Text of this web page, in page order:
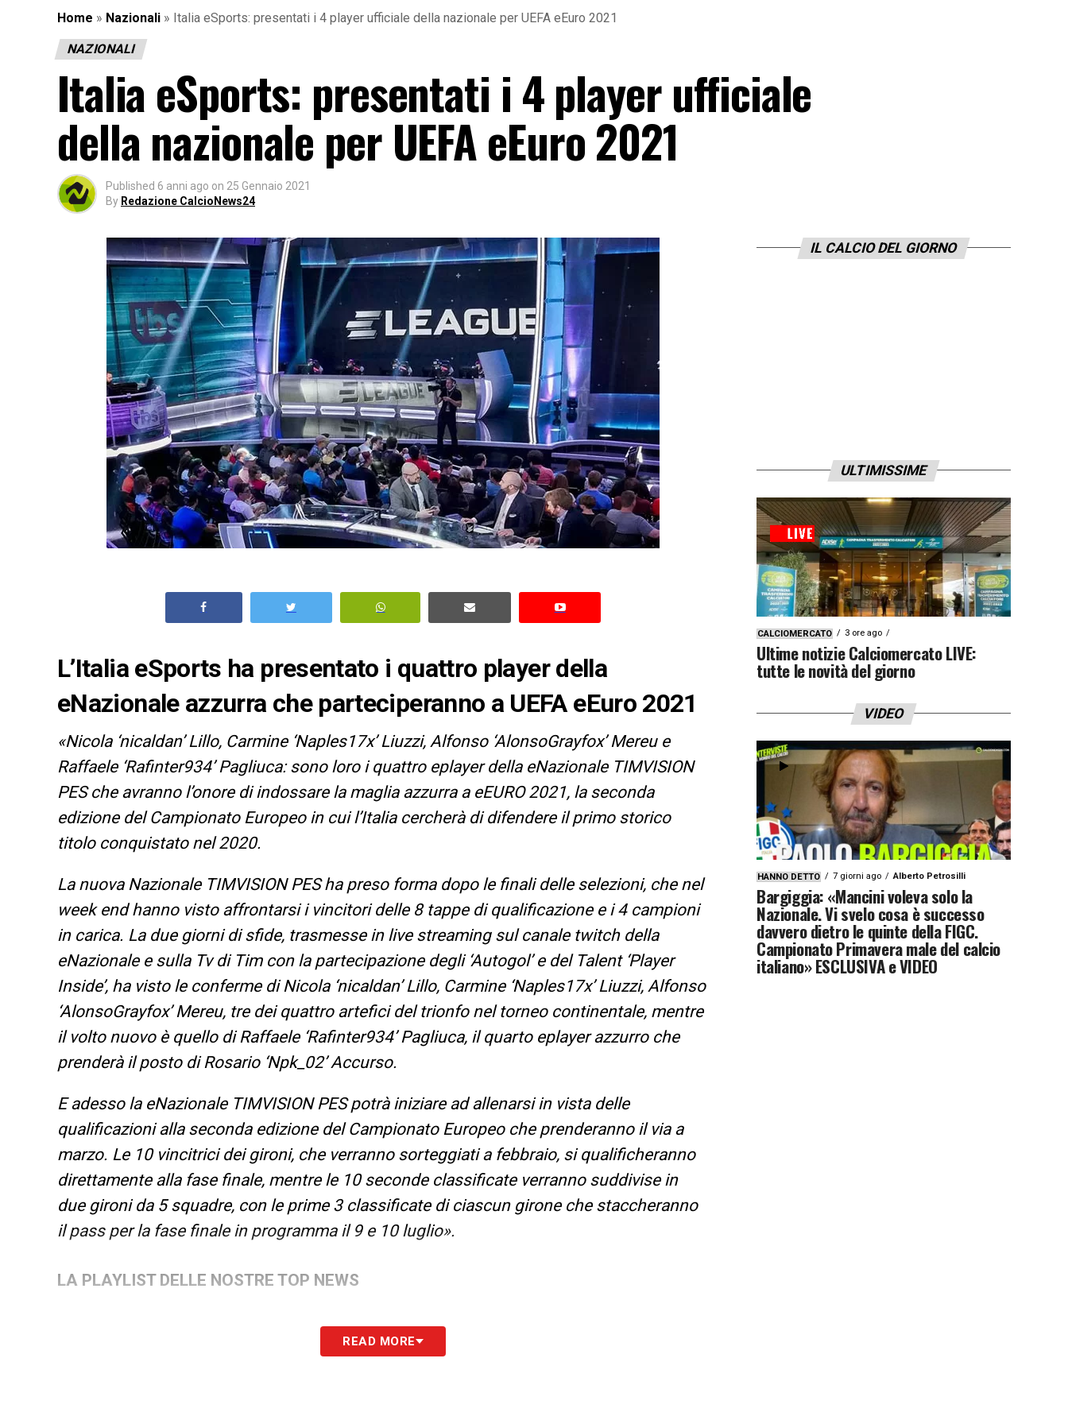
Home » Nazionali » Italia eSports: presentati i 4 player ufficiale della nazionale per UEFA eEuro 2021
NAZIONALI
Italia eSports: presentati i 4 player ufficiale
della nazionale per UEFA eEuro 2021
Published 6 anni ago on 25 Gennaio 2021
By Redazione CalcioNews24
L’Italia eSports ha presentato i quattro player della
eNazionale azzurra che parteciperanno a UEFA eEuro 2021
«Nicola ‘nicaldan’ Lillo, Carmine ‘Naples17x’ Liuzzi, Alfonso ‘AlonsoGrayfox’ Mereu e
Raffaele ‘Rafinter934’ Pagliuca: sono loro i quattro eplayer della eNazionale TIMVISION
PES che avranno l’onore di indossare la maglia azzurra a eEURO 2021, la seconda
edizione del Campionato Europeo in cui l’Italia cercherà di difendere il primo storico
titolo conquistato nel 2020.
La nuova Nazionale TIMVISION PES ha preso forma dopo le finali delle selezioni, che nel
week end hanno visto affrontarsi i vincitori delle 8 tappe di qualificazione e i 4 campioni
in carica. La due giorni di sfide, trasmesse in live streaming sul canale twitch della
eNazionale e sulla Tv di Tim con la partecipazione degli ‘Autogol’ e del Talent ‘Player
Inside’, ha visto le conferme di Nicola ‘nicaldan’ Lillo, Carmine ‘Naples17x’ Liuzzi, Alfonso
‘AlonsoGrayfox’ Mereu, tre dei quattro artefici del trionfo nel torneo continentale, mentre
il volto nuovo è quello di Raffaele ‘Rafinter934’ Pagliuca, il quarto eplayer azzurro che
prenderà il posto di Rosario ‘Npk_02’ Accurso.
E adesso la eNazionale TIMVISION PES potrà iniziare ad allenarsi in vista delle
qualificazioni alla seconda edizione del Campionato Europeo che prenderanno il via a
marzo. Le 10 vincitrici dei gironi, che verranno sorteggiati a febbraio, si qualificheranno
direttamente alla fase finale, mentre le 10 seconde classificate verranno suddivise in
due gironi da 5 squadre, con le prime 3 classificate di ciascun girone che staccheranno
il pass per la fase finale in programma il 9 e 10 luglio».
LA PLAYLIST DELLE NOSTRE TOP NEWS
READ MORE
IL CALCIO DEL GIORNO
ULTIMISSIME
CALCIOMERCATO 3 ore ago
Ultime notizie Calciomercato LIVE:
tutte le novità del giorno
VIDEO
HANNO DETTO 7 giorni ago Alberto Petrosilli
Bargiggia: «Mancini voleva solo la
Nazionale. Vi svelo cosa è successo
davvero dietro le quinte della FIGC.
Campionato Primavera male del calcio
italiano» ESCLUSIVA e VIDEO